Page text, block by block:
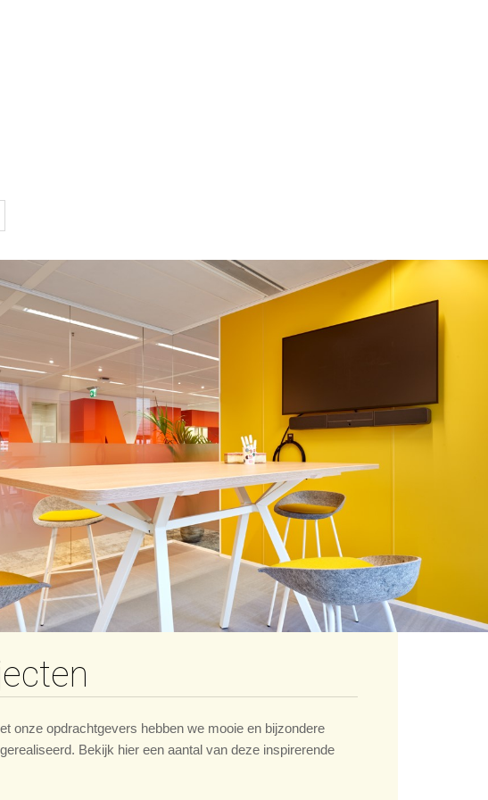
onze opdrachtgevers hebben we mooie en bijzondere
Bekijk hier een aantal van deze inspirerende